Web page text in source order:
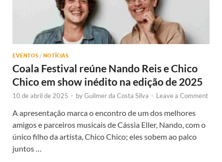
EVENTOS / NOTÍCIAS
Coala Festival reúne Nando Reis e Chico
Chico em show inédito na edição de 2025
10 de abril de 2025 - byGuilmer da Costa Silva - Leave a Comment
A apresentação marca o encontro de um dos melhores
amigos e parceiros musicais de Cássia Eller, Nando, com o
único filho da artista, Chico Chico; eles sobem ao palco
juntos …